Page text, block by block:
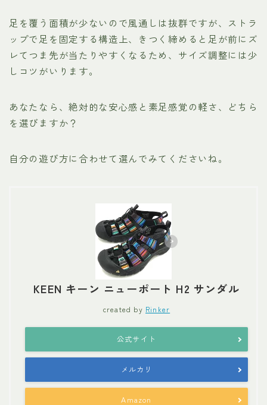
足を覆う面積が少ないので風通しは抜群ですが、ストラ
ップで足を固定する構造上、きつく締めると足が前にズ
レてつま先が当たりやすくなるため、サイズ調整には少
しコツがいります。
あなたなら、絶対的な安心感と素足感覚の軽さ、どちら
を選びますか？
自分の遊び方に合わせて選んでみてくださいね。
KEEN キーン ニューポート H2 サンダル
created by Rinker
公式サイト
メルカリ
Amazon